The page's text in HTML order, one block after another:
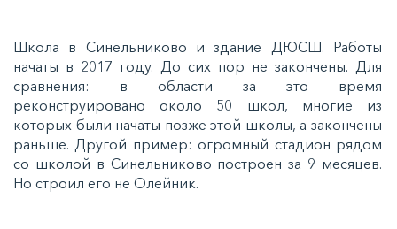
Школа в Синельниково и здание ДЮСШ. Работы
начаты в 2017 году. До сих пор не закончены. Для
сравнения: в области за это время
реконструировано около 50 школ, многие из
которых были начаты позже этой школы, а закончены
раньше. Другой пример: огромный стадион рядом
со школой в Синельниково построен за 9 месяцев.
Но строил его не Олейник.